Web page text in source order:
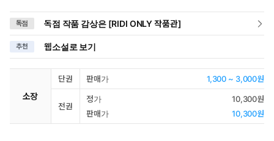
독점 독점 작품 감상은 [RIDI ONLY 작품관]
추천 웹소설로 보기
소장
단권 판매가 1,300 ~ 3,000원
전권
정가
10,300원
판매가
10,300원